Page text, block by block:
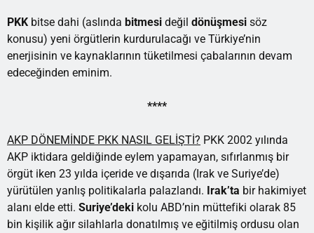
PKK bitse dahi (aslında bitmesi değil dönüşmesi söz
konusu) yeni örgütlerin kurdurulacağı ve Türkiye’nin
enerjisinin ve kaynaklarının tüketilmesi çabalarının devam
edeceğinden eminim.
****
AKP DÖNEMİNDE PKK NASIL GELİŞTİ? PKK 2002 yılında
AKP iktidara geldiğinde eylem yapamayan, sıfırlanmış bir
örgüt iken 23 yılda içeride ve dışarıda (Irak ve Suriye’de)
yürütülen yanlış politikalarla palazlandı. Irak’ta bir hakimiyet
alanı elde etti. Suriye’deki kolu ABD’nin müttefiki olarak 85
bin kişilik ağır silahlarla donatılmış ve eğitilmiş ordusu olan